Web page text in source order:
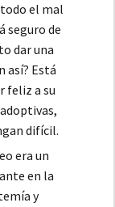
el mal
seguro de
dar una
así? Está
feliz a su
difícil.
era un
en la
y